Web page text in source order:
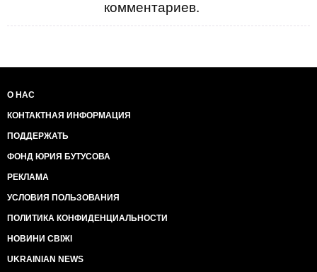
комментариев.
О НАС
КОНТАКТНАЯ ИНФОРМАЦИЯ
ПОДДЕРЖАТЬ
ФОНД ЮРИЯ БУТУСОВА
РЕКЛАМА
УСЛОВИЯ ПОЛЬЗОВАНИЯ
ПОЛИТИКА КОНФИДЕНЦИАЛЬНОСТИ
НОВИНИ СВІЖІ
UKRAINIAN NEWS